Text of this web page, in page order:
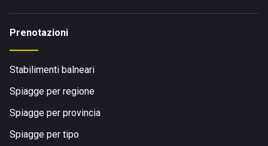
Prenotazioni
Stabilimenti balneari
Spiagge per regione
Spiagge per provincia
Spiagge per tipo